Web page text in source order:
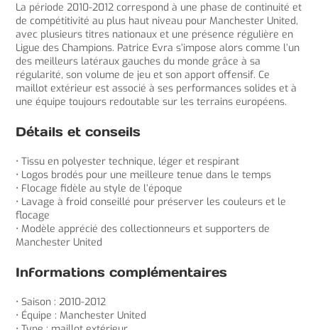
La période 2010-2012 correspond à une phase de continuité et
de compétitivité au plus haut niveau pour Manchester United,
avec plusieurs titres nationaux et une présence régulière en
Ligue des Champions. Patrice Evra s’impose alors comme l’un
des meilleurs latéraux gauches du monde grâce à sa
régularité, son volume de jeu et son apport offensif. Ce
maillot extérieur est associé à ses performances solides et à
une équipe toujours redoutable sur les terrains européens.
Détails et conseils
• Tissu en polyester technique, léger et respirant
• Logos brodés pour une meilleure tenue dans le temps
• Flocage fidèle au style de l’époque
• Lavage à froid conseillé pour préserver les couleurs et le
flocage
• Modèle apprécié des collectionneurs et supporters de
Manchester United
Informations complémentaires
• Saison : 2010-2012
• Équipe : Manchester United